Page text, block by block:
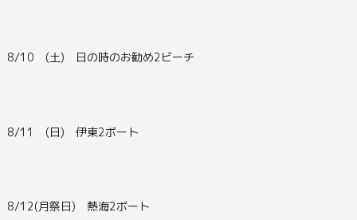
8/10 (土) 日の時のお勧め2ビーチ
8/11 (日) 伊東2ボート
8/12(月祭日) 熱海2ボート